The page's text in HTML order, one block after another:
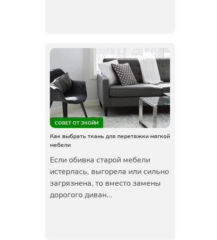
СОВЕТ ОТ ЭКОЙИ
Как выбрать ткань для перетяжки мягкой
мебели
Если обивка старой мебели
истерлась, выгорела или сильно
загрязнена, то вместо замены
дорогого диван...